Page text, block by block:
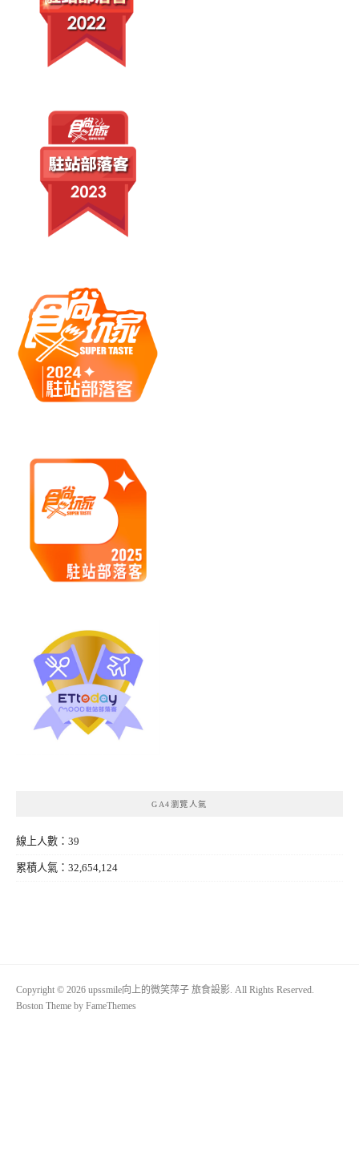
GA4瀏覽人氣
線上人數：39
累積人氣：32,654,124
Copyright © 2026 upssmile向上的微笑萍子 旅食設影. All Rights Reserved.
Boston Theme by FameThemes